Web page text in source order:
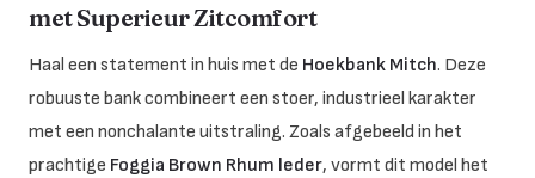
met Superieur Zitcomfort
Haal een statement in huis met de Hoekbank Mitch. Deze
robuuste bank combineert een stoer, industrieel karakter
met een nonchalante uitstraling. Zoals afgebeeld in het
prachtige Foggia Brown Rhum leder, vormt dit model het